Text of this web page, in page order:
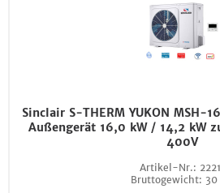
Sinclair S-THERM YUKON MSH-
Außengerät 16,0 kW / 14,2 kW
400V
Artikel-Nr.:
Bruttogewicht: 30